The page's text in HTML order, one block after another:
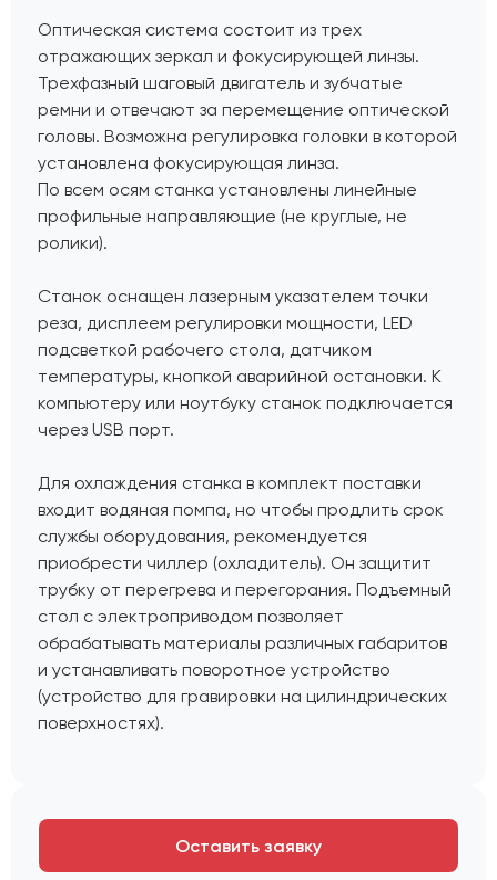
Оптическая система состоит из трех
отражающих зеркал и фокусирующей линзы.
Трехфазный шаговый двигатель и зубчатые
ремни и отвечают за перемещение оптической
головы. Возможна регулировка головки в которой
установлена фокусирующая линза.
По всем осям станка установлены линейные
профильные направляющие (не круглые, не
ролики).
Станок оснащен лазерным указателем точки
реза, дисплеем регулировки мощности, LED
подсветкой рабочего стола, датчиком
температуры, кнопкой аварийной остановки. К
компьютеру или ноутбуку станок подключается
через USB порт.
Для охлаждения станка в комплект поставки
входит водяная помпа, но чтобы продлить срок
службы оборудования, рекомендуется
приобрести чиллер (охладитель). Он защитит
трубку от перегрева и перегорания. Подъемный
стол с электроприводом позволяет
обрабатывать материалы различных габаритов
и устанавливать поворотное устройство
(устройство для гравировки на цилиндрических
поверхностях).
Оставить заявку